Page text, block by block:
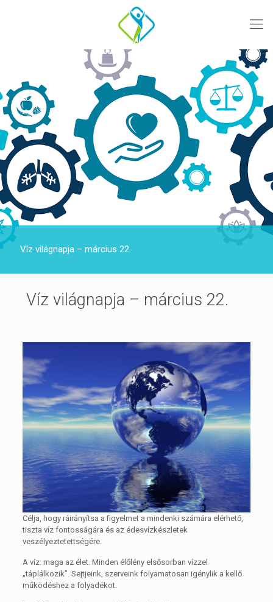
Víz világnapja – március 22.
Víz világnapja – március 22.
Célja, hogy ráirányítsa a figyelmet a mindenki számára elérhető,
tiszta víz fontosságára és az édesvízkészletek
veszélyeztetettségére.
A víz: maga az élet. Minden élőlény elsősorban vízzel
„táplálkozik”. Sejtjeink, szerveink folyamatosan igénylik a kellő
működéshez a folyadékot.